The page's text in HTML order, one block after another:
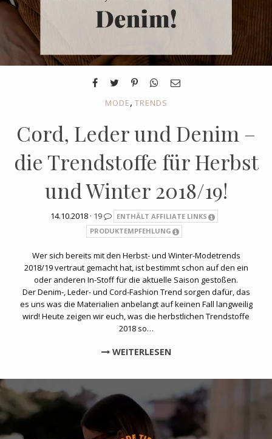
MODE, TRENDS
Cord, Leder und Denim –
die Trendstoffe für Herbst
und Winter 2018/19!
14.10.2018 · 19
ENTHÄLT AFFILIATE LINKS
PRODUKTEMPFEHLUNG
Wer sich bereits mit den Herbst- und Winter-Modetrends
2018/19 vertraut gemacht hat, ist bestimmt schon auf den ein
oder anderen In-Stoff für die aktuelle Saison gestoßen.
Der Denim-, Leder- und Cord-Fashion Trend sorgen dafür, das
es uns was die Materialien anbelangt auf keinen Fall langweilig
wird! Heute zeigen wir euch, was die herbstlichen Trendstoffe
2018 so…
WEITERLESEN